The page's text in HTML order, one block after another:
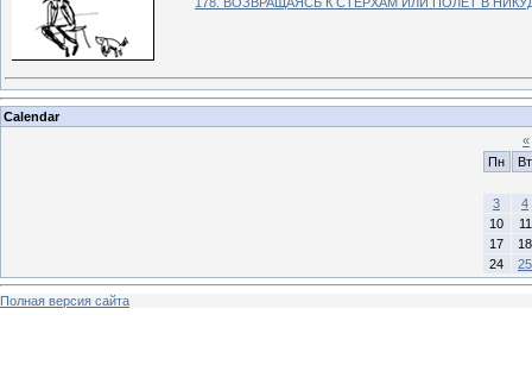
Calendar
«
Пн
Вт
3
4
10
11
17
18
24
25
Полная версия сайта